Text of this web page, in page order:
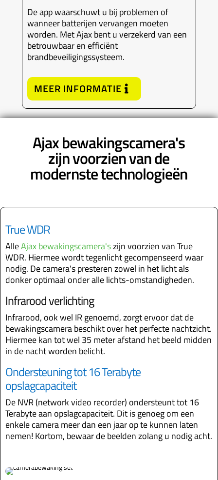
De app waarschuwt u bij problemen of
wanneer batterijen vervangen moeten
worden. Met Ajax bent u verzekerd van een
betrouwbaar en efficiënt
brandbeveiligingssysteem.
MEER INFORMATIE
Ajax bewakingscamera's
zijn voorzien van de
modernste technologieën
True WDR
AlleAjax bewakingscamera'szijn voorzien van True
WDR. Hiermee wordt tegenlicht gecompenseerd waar
nodig. De camera's presteren zowel in het licht als
donker optimaal onder alle lichts-omstandigheden.
Infrarood verlichting
Infrarood, ook wel IR genoemd, zorgt ervoor dat de
bewakingscamera beschikt over het perfecte nachtzicht.
Hiermee kan tot wel 35 meter afstand het beeld midden
in de nacht worden belicht.
Ondersteuning tot 16 Terabyte
opslagcapaciteit
De NVR (network video recorder) ondersteunt tot 16
Terabyte aan opslagcapaciteit. Dit is genoeg om een
enkele camera meer dan een jaar op te kunnen laten
nemen! Kortom, bewaar de beelden zolang u nodig acht.